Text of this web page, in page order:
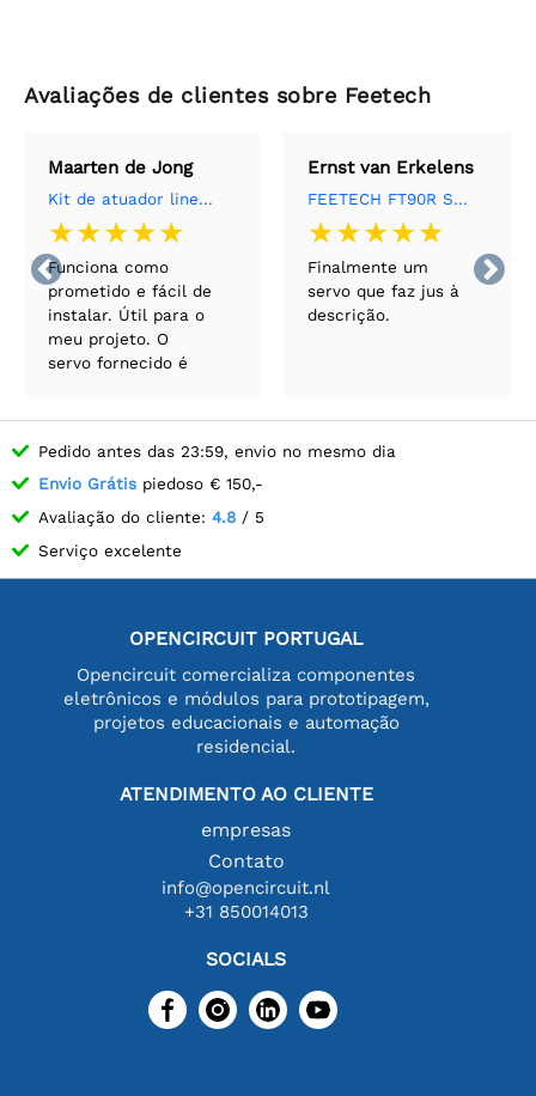
Avaliações de clientes sobre Feetech


Maarten de Jong
Kit de atuador linear Feetech - Feetech FS90
Funciona como
prometido e fácil de
instalar. Útil para o
meu projeto. O
servo fornecido é
Ernst van Erkelens
FEETECH FT90R Servo Digital de Micro Rotação Contínua
Finalmente um
servo que faz jus à
descrição.
Pedido antes das 23:59, envio no mesmo dia
Envio Grátis piedoso € 150,-
Avaliação do cliente: 4.8 / 5
Serviço excelente
OPENCIRCUIT PORTUGAL
Opencircuit comercializa componentes
eletrônicos e módulos para prototipagem,
projetos educacionais e automação
residencial.
ATENDIMENTO AO CLIENTE
empresas
Contato
info@opencircuit.nl
+31 850014013
SOCIALS